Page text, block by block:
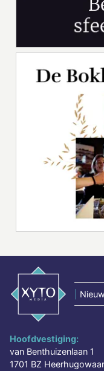
Hoofdvestiging:
van Benthuizenlaan 1
1701 BZ